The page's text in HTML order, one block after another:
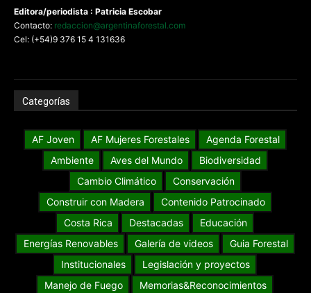
Editora/periodista : Patricia Escobar
Contacto: redaccion@argentinaforestal.com
Cel: (+54)9 376 15 4 131636
Categorías
AF Joven AF Mujeres Forestales
Agenda Forestal
Ambiente
Aves del Mundo
Biodiversidad
Cambio Climático
Conservación
Construir con Madera
Contenido Patrocinado
Costa Rica
Destacadas
Educación
Energías Renovables
Galería de videos
Guia Forestal
Institucionales
Legislación y proyectos
Manejo de Fuego
Memorias&Reconocimientos